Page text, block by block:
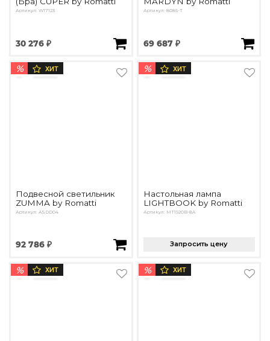
Артикул: W17123
30 276 ₽
Артикул: 8085-T
69 687 ₽
% ХИТ
Подвесной светильник
ZUMMA by Romatti
Артикул: ASDD04
92 786 ₽
% ХИТ
Настольная лампа
LIGHTBOOK by Romatti
Артикул: MT1920B-8A
Запросить цену
% ХИТ % ХИТ